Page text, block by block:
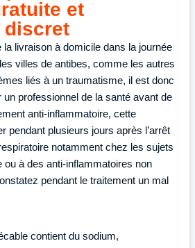
et
discret
la livraison à domicile dans la journée
villes de antibes, comme les autres
liés à un traumatisme, il est donc
professionnel de la santé avant de
anti-inflammatoire, cette
pendant plusieurs jours après l’arrêt
notamment chez les sujets
ou à des anti-inflammatoires non
pendant le traitement un mal
contient du sodium,